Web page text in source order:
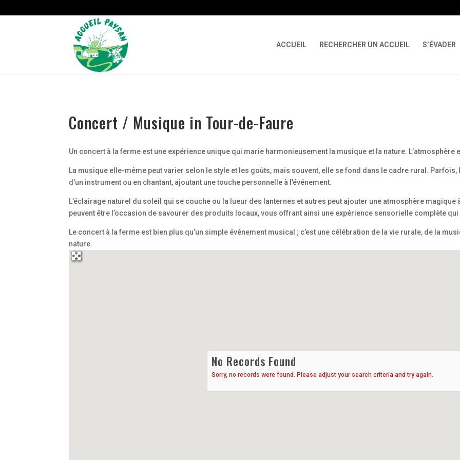
ACCUEIL RECHERCHER UN ACCUEIL S’ÉVADER
Concert / Musique in Tour-de-Faure
Un concert à la ferme est une expérience unique qui marie harmonieusement la musique et la nature. L’atmosphère
La musique elle-même peut varier selon le style et les goûts, mais souvent, elle se fond dans le cadre rural.
d’un instrument ou en chantant, ajoutant une touche personnelle à l’événement.
L’éclairage naturel du soleil qui se couche ou la lueur des lanternes et autres peut ajouter une atmosphère
peuvent être l’occasion de savourer des produits locaux, vous offrant ainsi une expérience sensorielle complète
Le concert à la ferme est bien plus qu’un simple événement musical ; c’est une célébration de la vie rurale, de la
nature.
No Records Found
Sorry, no records were found. Please adjust your search criteria and try again.